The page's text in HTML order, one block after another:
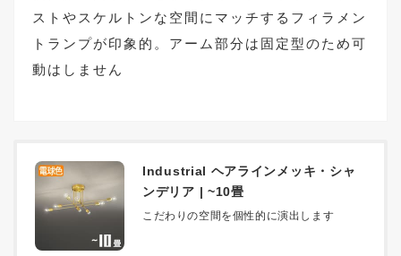
ストやスケルトンな空間にマッチするフィラメン
トランプが印象的。アーム部分は固定型のため可
動はしません
Industrial ヘアラインメッキ・シャ
ンデリア | ~10畳
こだわりの空間を個性的に演出します